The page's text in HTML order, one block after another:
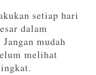
setiap hari
dalam
mudah
melihat